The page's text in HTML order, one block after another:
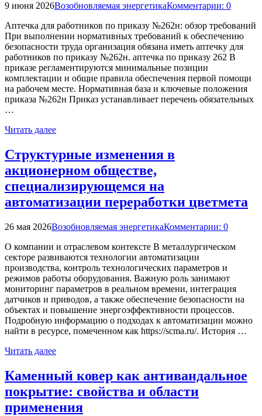
9 июня 2026Возобновляемая энергетикаКомментарии: 0
Аптечка для работников по приказу №262н: обзор требований
При выполнении нормативных требований к обеспечению
безопасности труда организация обязана иметь аптечку для
работников по приказу №262н. аптечка по приказу 262 В
приказе регламентируются минимальные позиции
комплектации и общие правила обеспечения первой помощи
на рабочем месте. Нормативная база и ключевые положения
приказа №262н Приказ устанавливает перечень обязательных
…
Читать далее
Структурные изменения в
акционерном обществе,
специализирующемся на
автоматизации переработки цветмета
26 мая 2026Возобновляемая энергетикаКомментарии: 0
О компании и отраслевом контексте В металлургическом
секторе развиваются технологии автоматизации
производства, контроль технологических параметров и
режимов работы оборудования. Важную роль занимают
мониторинг параметров в реальном времени, интеграция
датчиков и приводов, а также обеспечение безопасности на
объектах и повышение энергоэффективности процессов.
Подробную информацию о подходах к автоматизации можно
найти в ресурсе, помеченном как https://scma.ru/. История …
Читать далее
Каменный ковер как антивандальное
покрытие: свойства и области
применения